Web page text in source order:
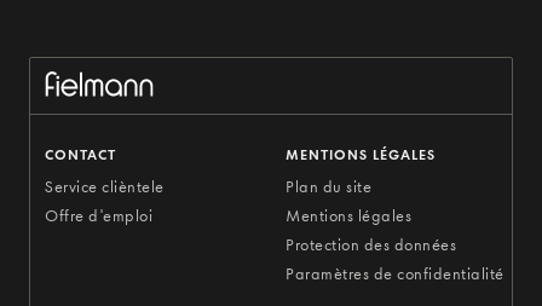
CONTACT
Service clièntele
Offre d'emploi
MENTIONS LÉGALES
Plan du site
Mentions légales
Protection des données
Paramètres de confidentialité